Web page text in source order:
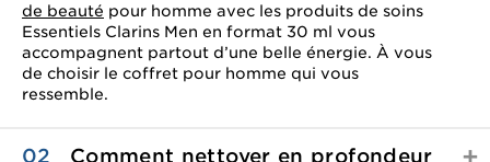
de beauté pour homme avec les produits de soins
Essentiels Clarins Men en format 30 ml vous
accompagnent partout d’une belle énergie. À vous
de choisir le coffret pour homme qui vous
ressemble.
02
Comment nettoyer en profondeur